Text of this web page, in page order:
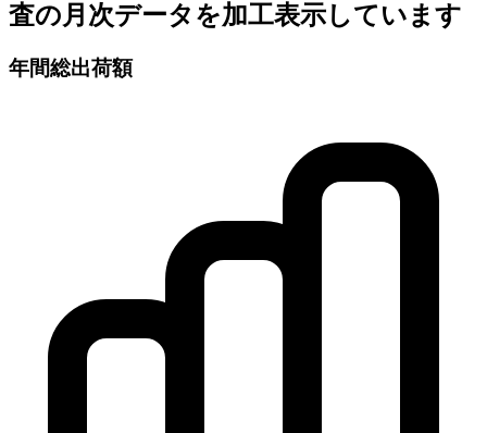
査の月次データを加工表示しています
年間総出荷額